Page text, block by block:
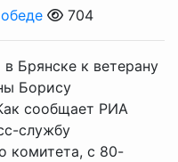
704
Брянске к ветерану
Борису
сообщает РИА
службу
комитета, с 80-